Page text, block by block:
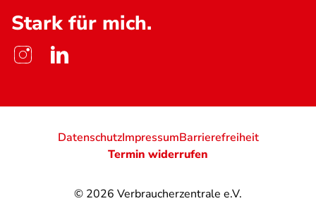
Stark für mich.
© 2026 Verbraucherzentrale e.V.
DatenschutzImpressumBarrierefreiheit
Termin widerrufen